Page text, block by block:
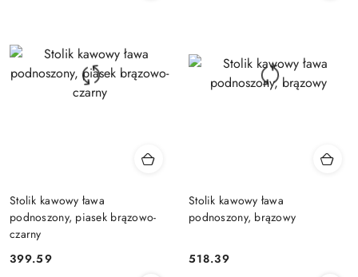
Stolik kawowy ława
podnoszony, piasek brązowo-
czarny
Cena:
399.59
Stolik kawowy ława
podnoszony, brązowy
Cena:
518.39